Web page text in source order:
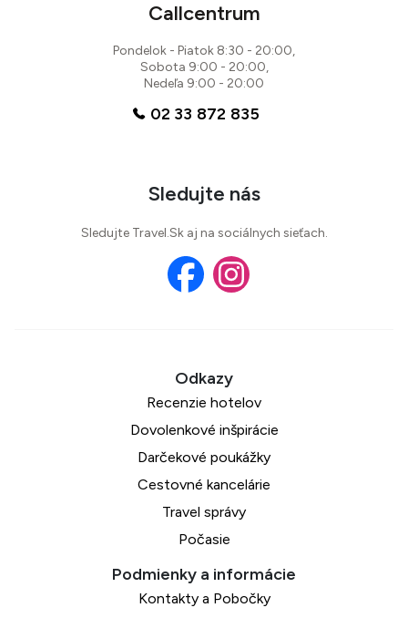
Callcentrum
Pondelok - Piatok 8:30 - 20:00,
Sobota 9:00 - 20:00,
Nedeľa 9:00 - 20:00
02 33 872 835
Sledujte nás
Sledujte Travel.Sk aj na sociálnych sieťach.
Recenzie hotelov
Dovolenkové inšpirácie
Darčekové poukážky
Cestovné kancelárie
Travel správy
Počasie
Kontakty a Pobočky